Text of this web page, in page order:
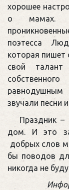
хорошее
о мамах.
поэтесса
которая пишет
свой талант
равнодушным
звучали песни
Праздник
дом. И это
добрых слов
бы поводов
никогда не